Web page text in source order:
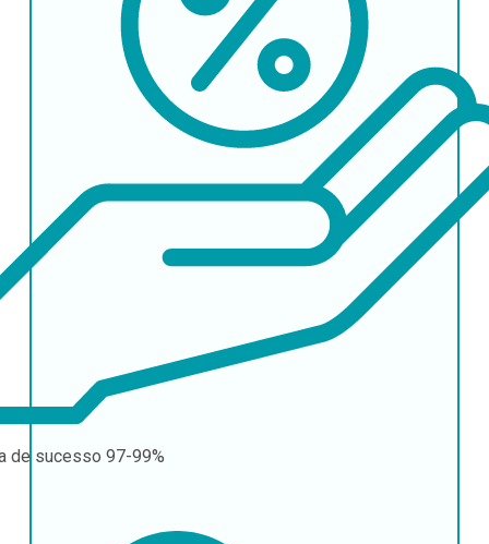
de sucesso 97-99%